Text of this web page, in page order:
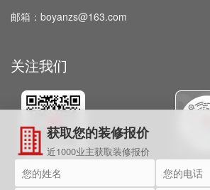
邮箱：boyanzs@163.com
关注我们
微信公众号 抖音
获取您的装修报价
近1000业主获取装修报价